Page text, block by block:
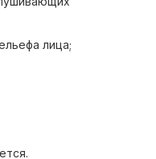
лица;